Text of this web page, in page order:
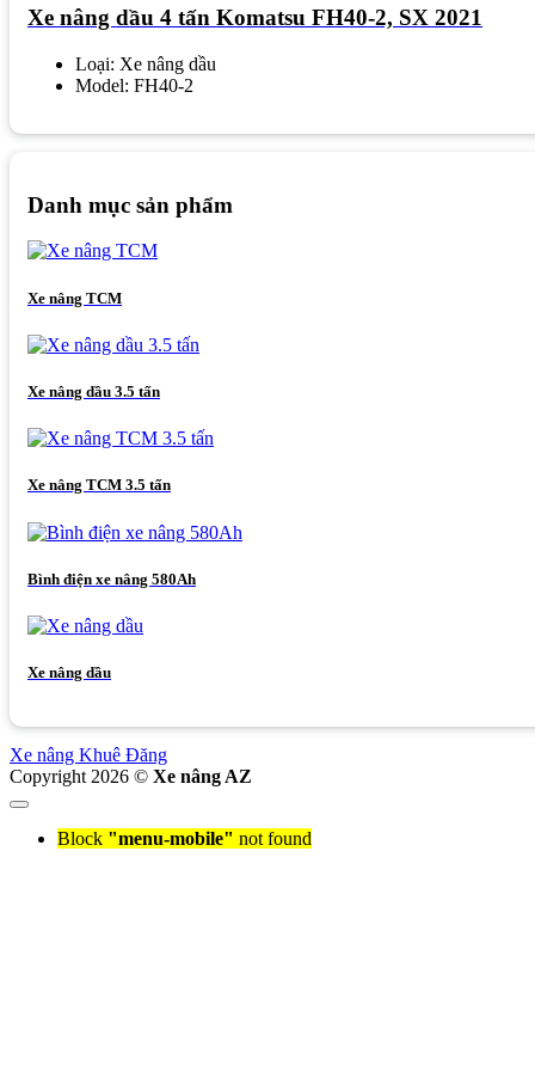
Xe nâng dầu 4 tấn Komatsu FH40-2, SX 2021
Loại: Xe nâng dầu
Model: FH40-2
Danh mục sản phẩm
Xe nâng TCM
Xe nâng dầu 3.5 tấn
Xe nâng TCM 3.5 tấn
Bình điện xe nâng 580Ah
Xe nâng dầu
Xe nâng Khuê Đăng
Copyright 2026 © Xe nâng AZ
Block "menu-mobile" not found